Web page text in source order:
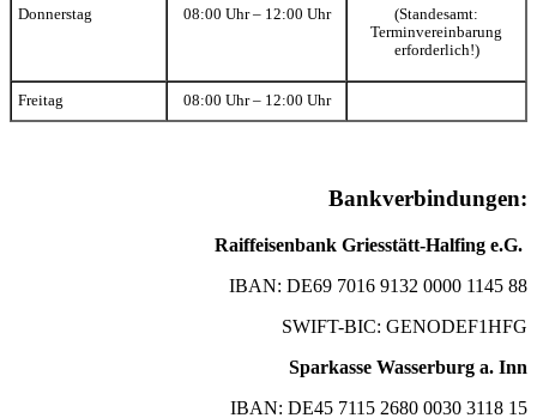
Donnerstag 08:00 Uhr – 12:00 Uhr
(Standesamt:
Terminvereinbarung
erforderlich!)
Freitag 08:00 Uhr – 12:00 Uhr
Bankverbindungen:
Raiffeisenbank Griesstätt-Halfing e.G.
IBAN: DE69 7016 9132 0000 1145 88
SWIFT-BIC: GENODEF1HFG
Sparkasse Wasserburg a. Inn
IBAN: DE45 7115 2680 0030 3118 15